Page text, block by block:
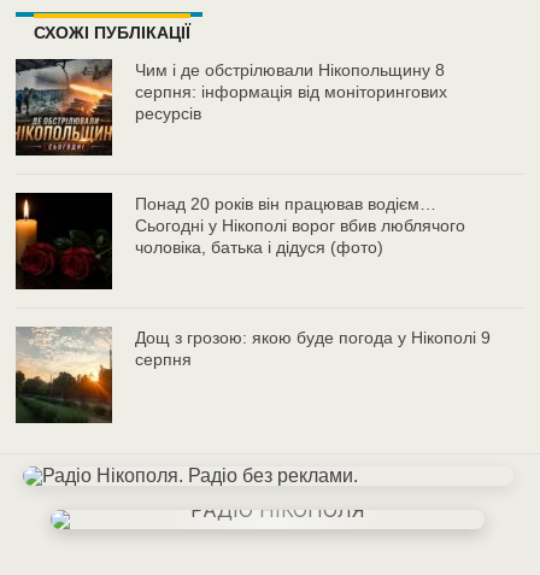
СХОЖІ ПУБЛІКАЦІЇ
Чим і де обстрілювали Нікопольщину 8
серпня: інформація від моніторингових
ресурсів
Понад 20 років він працював водієм…
Сьогодні у Нікополі ворог вбив люблячого
чоловіка, батька і дідуся (фото)
Дощ з грозою: якою буде погода у Нікополі 9
серпня